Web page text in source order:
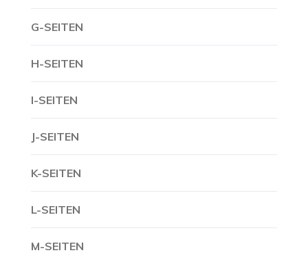
G-SEITEN
H-SEITEN
I-SEITEN
J-SEITEN
K-SEITEN
L-SEITEN
M-SEITEN